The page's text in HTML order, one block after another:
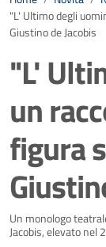
"L' Ultimo degli
Giustino de Jacobis
"L'
un
figura
Dettagli
Un monologo
Jacobis, elevato nel